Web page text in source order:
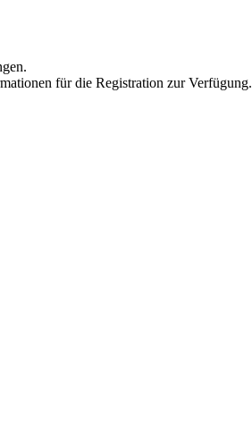
für die Registration zur Verfügung.